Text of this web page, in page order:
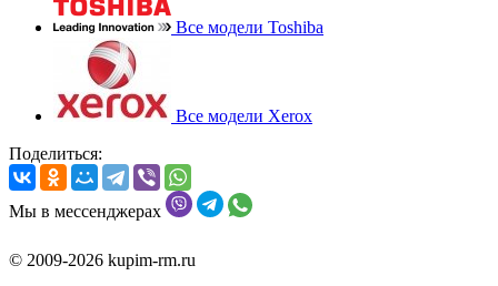
Все модели Toshiba
Все модели Xerox
Поделиться:
Мы в мессенджерах
© 2009-2026 kupim-rm.ru